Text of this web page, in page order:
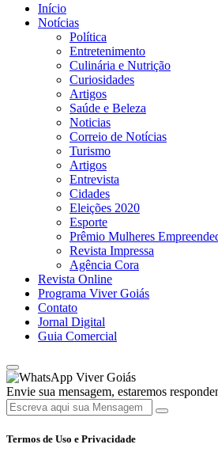
Início
Notícias
Política
Entretenimento
Culinária e Nutrição
Curiosidades
Artigos
Saúde e Beleza
Noticias
Correio de Notícias
Turismo
Artigos
Entrevista
Cidades
Eleições 2020
Esporte
Prêmio Mulheres
Revista Impressa
Agência Cora
Revista Online
Programa Viver Goiás
Contato
Jornal Digital
Guia Comercial
Viver Goiás
Envie sua mensagem, estaremos
Termos de Uso e Privacidade